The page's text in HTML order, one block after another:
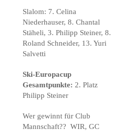
Slalom: 7. Celina
Niederhauser, 8. Chantal
Stäheli, 3. Philipp Steiner, 8.
Roland Schneider, 13. Yuri
Salvetti
Ski-Europacup
Gesamtpunkte: 2. Platz
Philipp Steiner
Wer gewinnt für Club
Mannschaft?? WIR, GC